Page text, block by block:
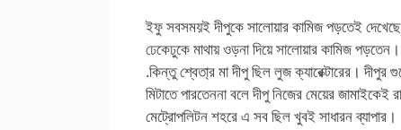
ইফু সবসময়ই দীপুকে সালোয়ার কামিজ পড়তেই
ঢেকেঢুকে মাথায় ওড়না দিয়ে সালোয়ার কামিজ
.কিন্তু শ্বেতা্র মা দীপু ছিল লুজ ক্যারেক্টারের। দীপুর
মিটাতে পারতেননা বলে দীপু নিজের মেয়ের জামাইকেই
মেট্রোপলিটন শহরে এ সব ছিল খুবই সাধারন ব্যাপার।